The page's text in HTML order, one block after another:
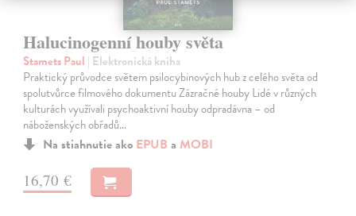
Halucinogenní houby světa
Stamets Paul | Elektronická kniha
Praktický průvodce světem psilocybinových hub z celého světa od
spolutvůrce filmového dokumentu Zázračné houby Lidé v různých
kulturách využívali psychoaktivní houby odpradávna – od
náboženských obřadů…
Na stiahnutie ako EPUB a MOBI
16,70 €